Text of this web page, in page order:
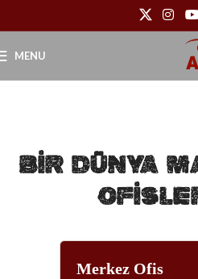
MENU
BİR DÜNYA
Merkez Ofis